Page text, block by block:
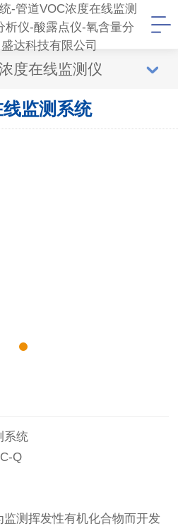
度在线监测仪
监测系统
系统
Q
测挥发性有机化合物而开发